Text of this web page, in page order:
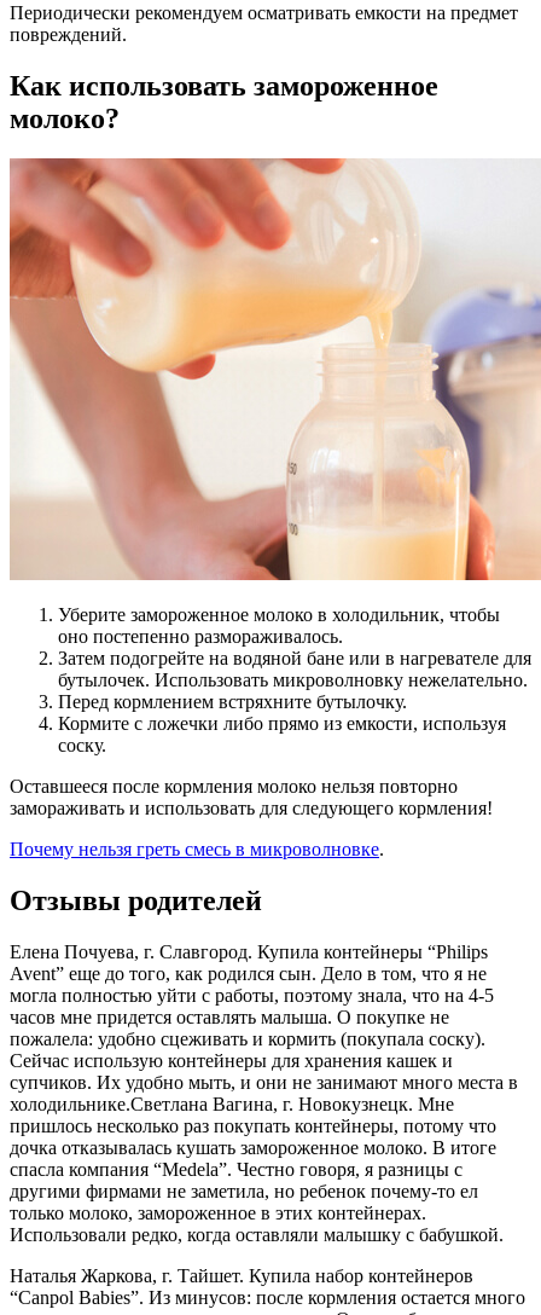
Периодически рекомендуем осматривать емкости на предмет
повреждений.
Как использовать замороженное
молоко?
Уберите замороженное молоко в холодильник, чтобы
оно постепенно размораживалось.
Затем подогрейте на водяной бане или в нагревателе для
бутылочек. Использовать микроволновку нежелательно.
Перед кормлением встряхните бутылочку.
Кормите с ложечки либо прямо из емкости, используя
соску.
Оставшееся после кормления молоко нельзя повторно
замораживать и использовать для следующего кормления!
Почему нельзя греть смесь в микроволновке.
Отзывы родителей
Елена Почуева, г. Славгород. Купила контейнеры “Philips
Avent” еще до того, как родился сын. Дело в том, что я не
могла полностью уйти с работы, поэтому знала, что на 4-5
часов мне придется оставлять малыша. О покупке не
пожалела: удобно сцеживать и кормить (покупала соску).
Сейчас использую контейнеры для хранения кашек и
супчиков. Их удобно мыть, и они не занимают много места в
холодильнике.Светлана Вагина, г. Новокузнецк. Мне
пришлось несколько раз покупать контейнеры, потому что
дочка отказывалась кушать замороженное молоко. В итоге
спасла компания “Medela”. Честно говоря, я разницы с
другими фирмами не заметила, но ребенок почему-то ел
только молоко, замороженное в этих контейнерах.
Использовали редко, когда оставляли малышку с бабушкой.
Наталья Жаркова, г. Тайшет. Купила набор контейнеров
“Canpol Babies”. Из минусов: после кормления остается много